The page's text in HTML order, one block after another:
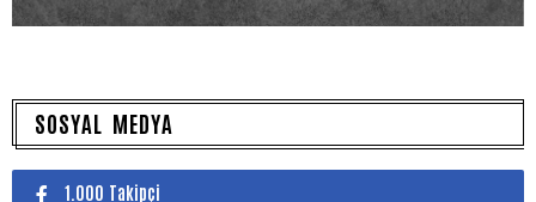
SOSYAL MEDYA
1.000 Takipçi